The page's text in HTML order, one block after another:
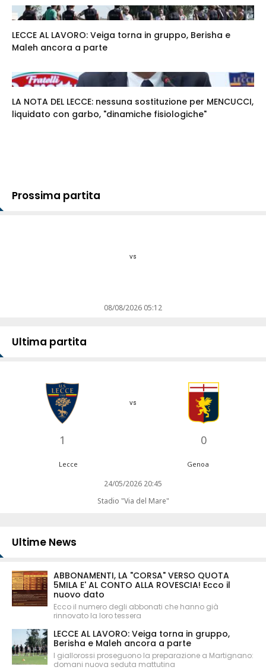
LECCE AL LAVORO: Veiga torna in gruppo, Berisha e
Maleh ancora a parte
LA NOTA DEL LECCE: nessuna sostituzione per MENCUCCI,
liquidato con garbo, "dinamiche fisiologiche"
Prossima partita
vs
08/08/2026 05:12
Ultima partita
1
vs
0
Lecce Genoa
24/05/2026 20:45
Stadio "Via del Mare"
Ultime News
ABBONAMENTI, LA "CORSA" VERSO QUOTA
5MILA E' AL CONTO ALLA ROVESCIA! Ecco il
nuovo dato
Ecco il numero degli abbonati che hanno già
rinnovato la loro tessera
LECCE AL LAVORO: Veiga torna in gruppo,
Berisha e Maleh ancora a parte
I giallorossi proseguono la preparazione a Martignano:
domani nuova seduta mattutina